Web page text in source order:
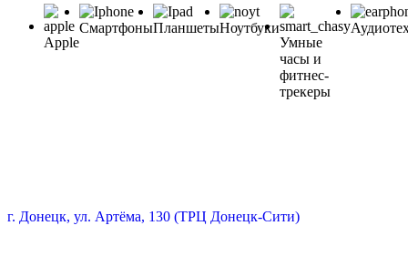
Apple
СмартфоныПланшетыНоутбуки
Умные
часы и
фитнес-
трекеры
г. Донецк, ул. Артёма, 130 (ТРЦ Донецк-Сити)